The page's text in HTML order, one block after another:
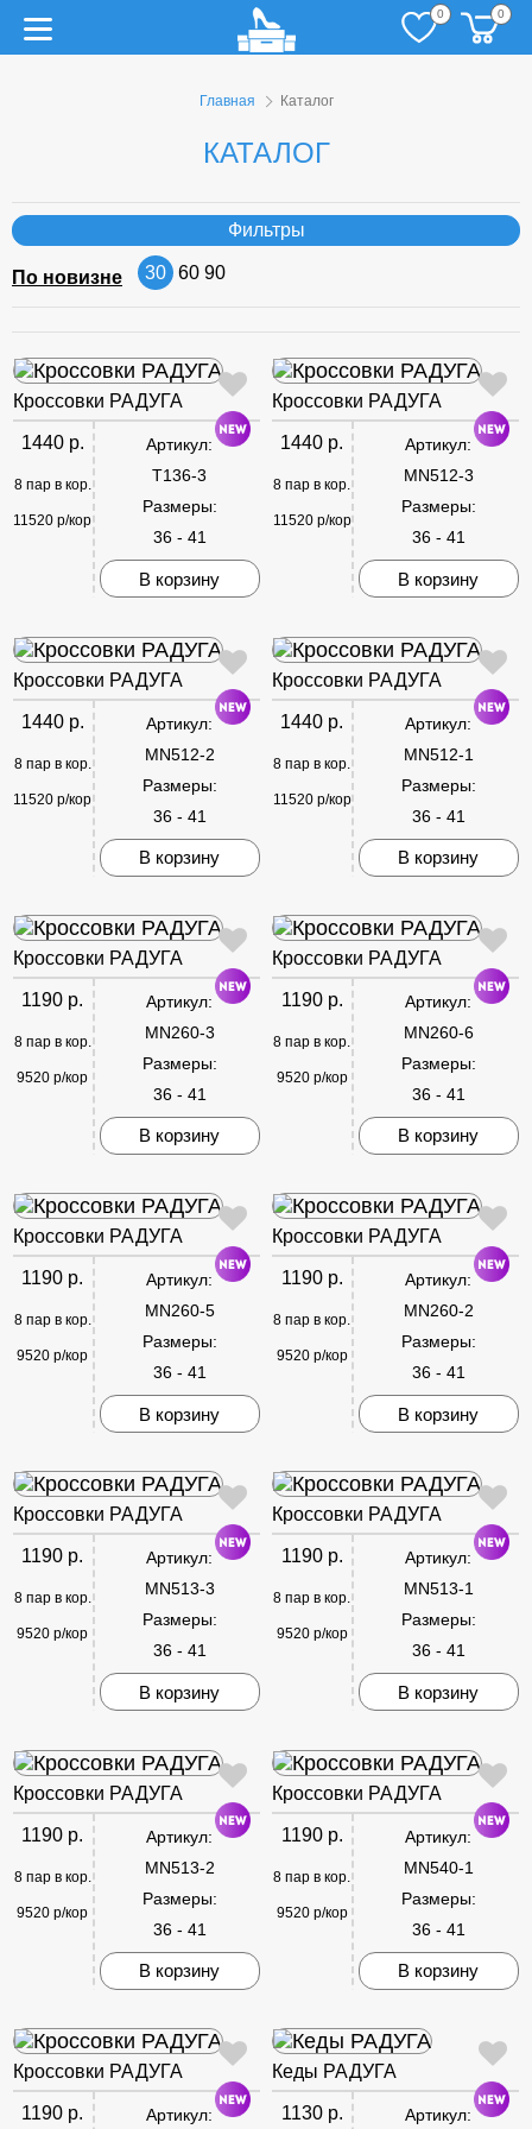
0 0
Главная Каталог
КАТАЛОГ
Фильтры
По новизне 30 60 90
Кроссовки РАДУГА
1440 р.
8 пар в кор.
11520 р/кор
Артикул:
T136-3
Размеры:
36 - 41
В корзину
Кроссовки РАДУГА
1440 р.
8 пар в кор.
11520 р/кор
Артикул:
MN512-3
Размеры:
36 - 41
В корзину
Кроссовки РАДУГА
1440 р.
8 пар в кор.
11520 р/кор
Артикул:
MN512-2
Размеры:
36 - 41
В корзину
Кроссовки РАДУГА
1440 р.
8 пар в кор.
11520 р/кор
Артикул:
MN512-1
Размеры:
36 - 41
В корзину
Кроссовки РАДУГА
1190 р.
8 пар в кор.
9520 р/кор
Артикул:
MN260-3
Размеры:
36 - 41
В корзину
Кроссовки РАДУГА
1190 р.
8 пар в кор.
9520 р/кор
Артикул:
MN260-6
Размеры:
36 - 41
В корзину
Кроссовки РАДУГА
1190 р.
8 пар в кор.
9520 р/кор
Артикул:
MN260-5
Размеры:
36 - 41
В корзину
Кроссовки РАДУГА
1190 р.
8 пар в кор.
9520 р/кор
Артикул:
MN260-2
Размеры:
36 - 41
В корзину
Кроссовки РАДУГА
1190 р.
8 пар в кор.
9520 р/кор
Артикул:
MN513-3
Размеры:
36 - 41
В корзину
Кроссовки РАДУГА
1190 р.
8 пар в кор.
9520 р/кор
Артикул:
MN513-1
Размеры:
36 - 41
В корзину
Кроссовки РАДУГА
1190 р.
8 пар в кор.
9520 р/кор
Артикул:
MN513-2
Размеры:
36 - 41
В корзину
Кроссовки РАДУГА
1190 р.
8 пар в кор.
9520 р/кор
Артикул:
MN540-1
Размеры:
36 - 41
В корзину
Кроссовки РАДУГА
1190 р. Артикул:
Кеды РАДУГА
1130 р. Артикул: